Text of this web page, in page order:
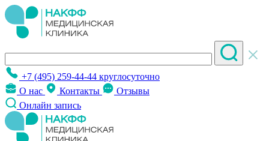
+7 (495) 259-44-44 круглосуточно
О нас
Контакты
Отзывы
Онлайн запись